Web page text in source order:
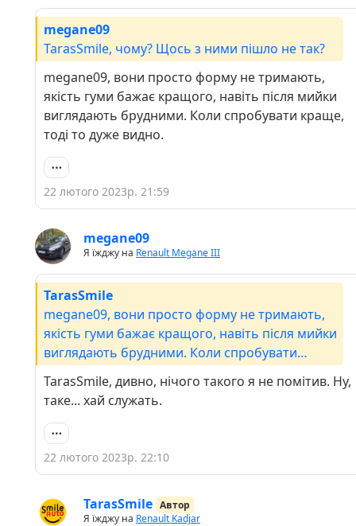
megane09
TarasSmile, чому? Щось з ними пішло не так?
megane09, вони просто форму не тримають,
якість гуми бажає кращого, навіть після мийки
виглядають брудними. Коли спробувати краще,
тоді то дуже видно.
22 лютого 2023р. 21:59
megane09
Я їжджу на Renault Megane III
TarasSmile
megane09, вони просто форму не тримають,
якість гуми бажає кращого, навіть після мийки
виглядають брудними. Коли спробувати
TarasSmile, дивно, нічого такого я не помітив. Ну,
таке... хай служать.
22 лютого 2023р. 22:10
TarasSmile Автор
Я їжджу на Renault Kadjar